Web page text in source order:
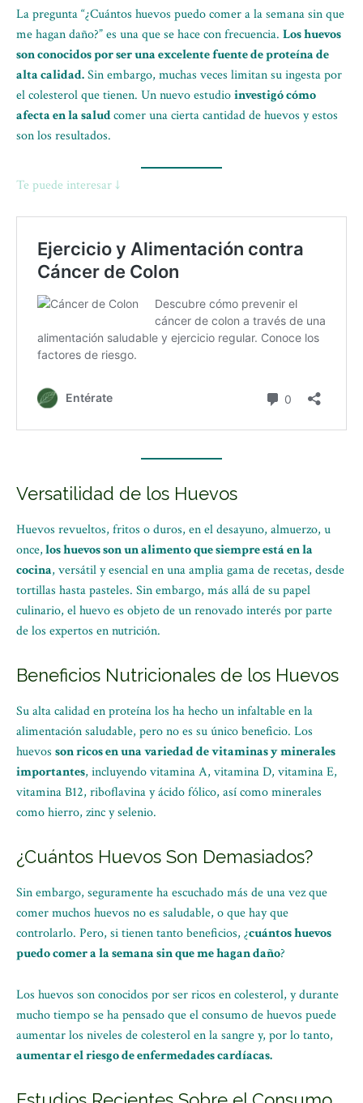
La pregunta “¿Cuántos huevos puedo comer a la semana sin que
me hagan daño?” es una que se hace con frecuencia. Los huevos
son conocidos por ser una excelente fuente de proteína de
alta calidad.Sin embargo, muchas veces limitan su ingesta por
el colesterol que tienen. Un nuevo estudioinvestigó cómo
afecta en la saludcomer una cierta cantidad de huevos y estos
son los resultados.
Te puede interesar ↓
Versatilidad de los Huevos
Huevos revueltos, fritos o duros, en el desayuno, almuerzo, u
once,los huevos son un alimento que siempre está en la
cocina, versátil y esencial en una amplia gama de recetas, desde
tortillas hasta pasteles. Sin embargo, más allá de su papel
culinario, el huevo es objeto de un renovado interés por parte
de los expertos en nutrición.
Beneficios Nutricionales de los Huevos
Su alta calidad en proteína los ha hecho un infaltable en la
alimentación saludable, pero no es su único beneficio. Los
huevos son ricos en una variedad de vitaminas y minerales
importantes, incluyendo vitamina A, vitamina D, vitamina E,
vitamina B12, riboflavina y ácido fólico, así como minerales
como hierro, zinc y selenio.
¿Cuántos Huevos Son Demasiados?
Sin embargo, seguramente ha escuchado más de una vez que
comer muchos huevos no es saludable, o que hay que
controlarlo. Pero, si tienen tanto beneficios, ¿cuántos huevos
puedo comer a la semana sin que me hagan daño?
Los huevos son conocidos por ser ricos en colesterol, y durante
mucho tiempo se ha pensado que el consumo de huevos puede
aumentar los niveles de colesterol en la sangre y, por lo tanto,
aumentar el riesgo de enfermedades cardíacas.